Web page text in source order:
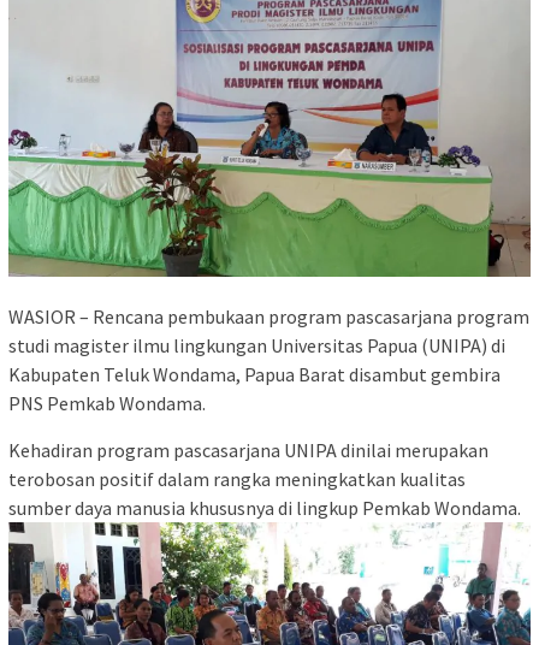
WASIOR – Rencana pembukaan program pascasarjana program
studi magister ilmu lingkungan Universitas Papua (UNIPA) di
Kabupaten Teluk Wondama, Papua Barat disambut gembira
PNS Pemkab Wondama.
Kehadiran program pascasarjana UNIPA dinilai merupakan
terobosan positif dalam rangka meningkatkan kualitas
sumber daya manusia khususnya di lingkup Pemkab Wondama.